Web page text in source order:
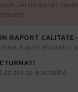
RAPORT
suport eficient si o
de zile de la achizitie
Livram gratuit